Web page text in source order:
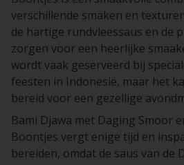
verschillende smaken en
de hartige rundvleessaus en de
zorgen voor een heerlijke
wordt vaak geserveerd bij
feesten in Indonesië, maar het
bereid voor een gezellige
Bami Djawa met Daging Smoor
Boontjes vergt enige tijd en
bereiden, omdat de saus van de